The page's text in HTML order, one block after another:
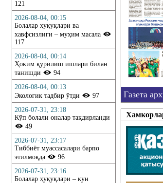
121
2026-08-04, 00:15
Болалар ҳуқуқлари ва
хавфсизлиги – муҳим масала
117
2026-08-04, 00:14
Ҳоким қурилиш ишлари билан
танишди
94
2026-08-04, 00:13
Экологик тадбир ўтди
97
2026-07-31, 23:18
Кўп болали оналар тақдирланди
49
2026-07-31, 23:17
Тиббиёт муассасалари барпо
этилмоқда
96
2026-07-31, 23:16
Болалар ҳуқуқлари – кун
Газета